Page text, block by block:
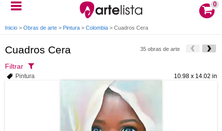
0
Inicio > Obras de arte > Pintura > Colombia > Cuadros Cera
Cuadros Cera 35 obras de arte
Filtrar
10.98 x 14.02 in
Pintura